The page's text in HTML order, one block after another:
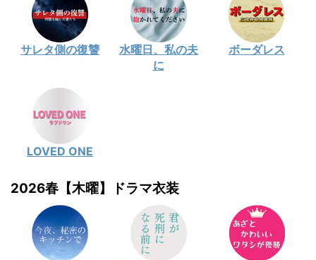
サレタ側の復讐
水曜日、私の夫
に
ボーダレス
LOVED ONE
2026春【木曜】ドラマ衣装